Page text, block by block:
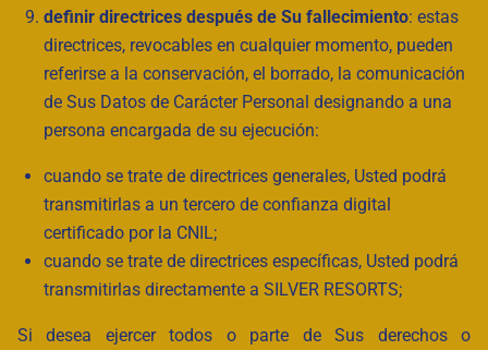
definir directrices después de Su fallecimiento: estas
directrices, revocables en cualquier momento, pueden
referirse a la conservación, el borrado, la comunicación
de Sus Datos de Carácter Personal designando a una
persona encargada de su ejecución:
cuando se trate de directrices generales, Usted podrá
transmitirlas a un tercero de confianza digital
certificado por la CNIL;
cuando se trate de directrices específicas, Usted podrá
transmitirlas directamente a SILVER RESORTS;
Si desea ejercer todos o parte de Sus derechos o